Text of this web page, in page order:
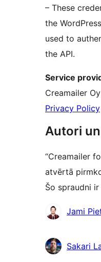
– These
the
used to
the API.
Service
Creamailer Oy
Privacy Policy
Autori
“Creamailer
atvērtā
Šo spraudni
Līdzdalībnieki
Jami
Sakari